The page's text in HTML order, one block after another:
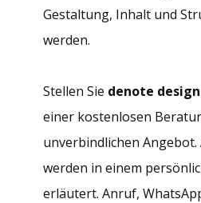
Gestaltung, Inhalt und
werden.
Stellen Sie denote design
einer kostenlosen
unverbindlichen Angebot.
werden in einem
erläutert. Anruf,